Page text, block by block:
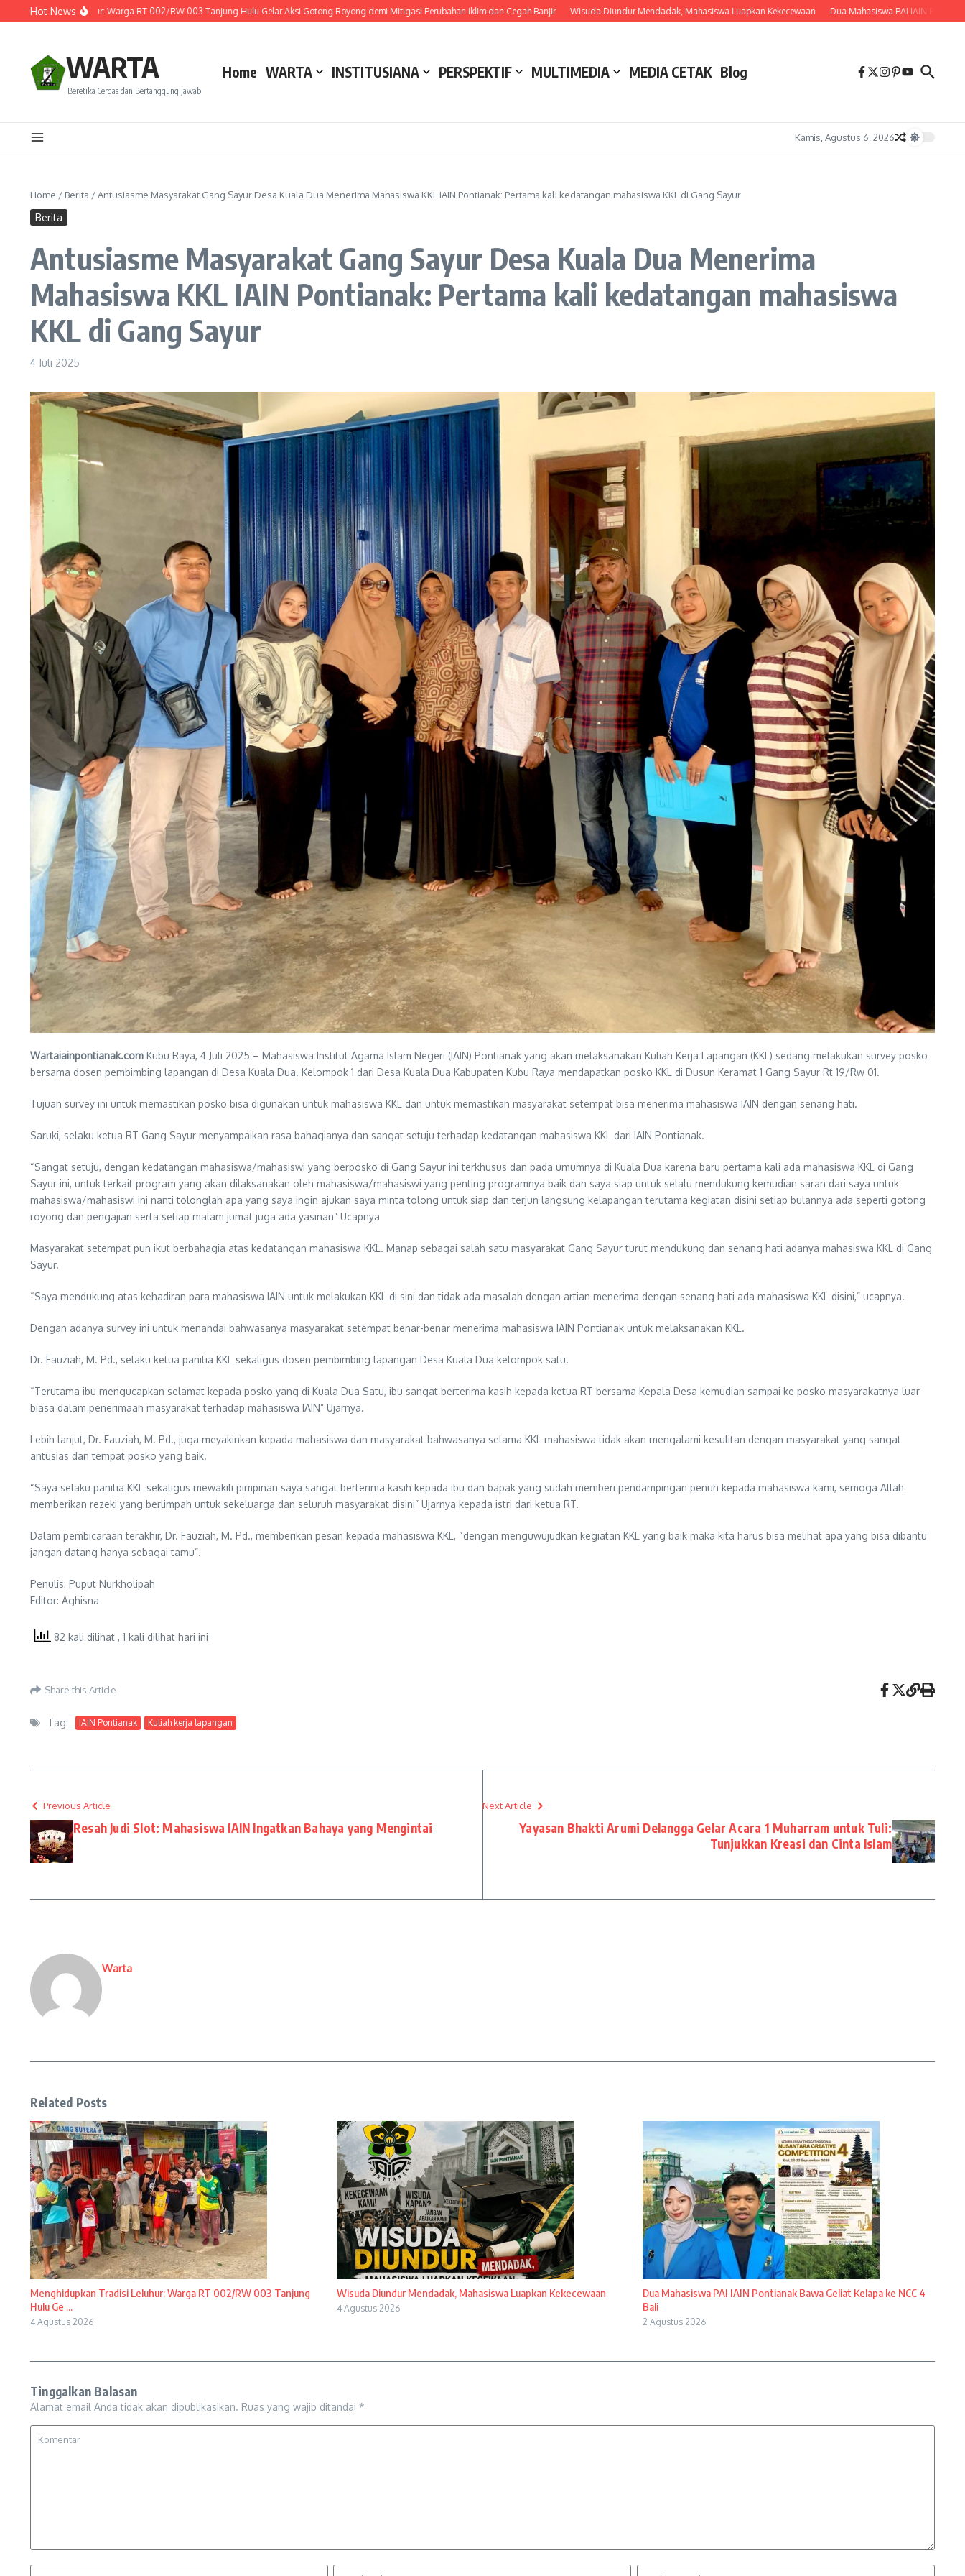
Lewati ke konten
Hot News
Tradisi Leluhur: Warga RT 002/RW 003 Tanjung Hulu Gelar Aksi Gotong Royong demi Mitigasi Perubahan Iklim dan Cegah Banjir Wisuda Diundur Mendadak, Mahasiswa Luapkan Kekecewaan Dua Mahasiswa PAI IAIN Pontianak Bawa
WARTA
Beretika Cerdas dan Bertanggung Jawab
Home WARTA INSTITUSIANA PERSPEKTIF MULTIMEDIA MEDIA CETAK Blog
Kamis, Agustus 6, 2026
Home / Berita /Antusiasme Masyarakat Gang Sayur Desa Kuala Dua Menerima Mahasiswa KKL IAIN Pontianak: Pertama kali kedatangan mahasiswa KKL di Gang Sayur
Berita
Antusiasme Masyarakat Gang Sayur Desa Kuala Dua Menerima
Mahasiswa KKL IAIN Pontianak: Pertama kali kedatangan mahasiswa
KKL di Gang Sayur
4 Juli 2025
Wartaiainpontianak.com Kubu Raya, 4 Juli 2025 – Mahasiswa Institut Agama Islam Negeri (IAIN) Pontianak yang akan melaksanakan Kuliah Kerja Lapangan (KKL) sedang melakukan survey posko
bersama dosen pembimbing lapangan di Desa Kuala Dua. Kelompok 1 dari Desa Kuala Dua Kabupaten Kubu Raya mendapatkan posko KKL di Dusun Keramat 1 Gang Sayur Rt 19/Rw 01.
Tujuan survey ini untuk memastikan posko bisa digunakan untuk mahasiswa KKL dan untuk memastikan masyarakat setempat bisa menerima mahasiswa IAIN dengan senang hati.
Saruki, selaku ketua RT Gang Sayur menyampaikan rasa bahagianya dan sangat setuju terhadap kedatangan mahasiswa KKL dari IAIN Pontianak.
“Sangat setuju, dengan kedatangan mahasiswa/mahasiswi yang berposko di Gang Sayur ini terkhusus dan pada umumnya di Kuala Dua karena baru pertama kali ada mahasiswa KKL di Gang
Sayur ini, untuk terkait program yang akan dilaksanakan oleh mahasiswa/mahasiswi yang penting programnya baik dan saya siap untuk selalu mendukung kemudian saran dari saya untuk
mahasiswa/mahasiswi ini nanti tolonglah apa yang saya ingin ajukan saya minta tolong untuk siap dan terjun langsung kelapangan terutama kegiatan disini setiap bulannya ada seperti gotong
royong dan pengajian serta setiap malam jumat juga ada yasinan” Ucapnya
Masyarakat setempat pun ikut berbahagia atas kedatangan mahasiswa KKL. Manap sebagai salah satu masyarakat Gang Sayur turut mendukung dan senang hati adanya mahasiswa KKL di Gang
Sayur.
“Saya mendukung atas kehadiran para mahasiswa IAIN untuk melakukan KKL di sini dan tidak ada masalah dengan artian menerima dengan senang hati ada mahasiswa KKL disini,” ucapnya.
Dengan adanya survey ini untuk menandai bahwasanya masyarakat setempat benar-benar menerima mahasiswa IAIN Pontianak untuk melaksanakan KKL.
Dr. Fauziah, M. Pd., selaku ketua panitia KKL sekaligus dosen pembimbing lapangan Desa Kuala Dua kelompok satu.
“Terutama ibu mengucapkan selamat kepada posko yang di Kuala Dua Satu, ibu sangat berterima kasih kepada ketua RT bersama Kepala Desa kemudian sampai ke posko masyarakatnya luar
biasa dalam penerimaan masyarakat terhadap mahasiswa IAIN” Ujarnya.
Lebih lanjut, Dr. Fauziah, M. Pd., juga meyakinkan kepada mahasiswa dan masyarakat bahwasanya selama KKL mahasiswa tidak akan mengalami kesulitan dengan masyarakat yang sangat
antusias dan tempat posko yang baik.
“Saya selaku panitia KKL sekaligus mewakili pimpinan saya sangat berterima kasih kepada ibu dan bapak yang sudah memberi pendampingan penuh kepada mahasiswa kami, semoga Allah
memberikan rezeki yang berlimpah untuk sekeluarga dan seluruh masyarakat disini” Ujarnya kepada istri dari ketua RT.
Dalam pembicaraan terakhir, Dr. Fauziah, M. Pd., memberikan pesan kepada mahasiswa KKL, “dengan menguwujudkan kegiatan KKL yang baik maka kita harus bisa melihat apa yang bisa dibantu
jangan datang hanya sebagai tamu”.
Penulis: Puput Nurkholipah
Editor: Aghisna
82 kali dilihat , 1 kali dilihat hari ini
Share this Article
Tag: IAIN Pontianak Kuliah kerja lapangan
Previous Article
Resah Judi Slot: Mahasiswa IAIN Ingatkan Bahaya yang Mengintai
Next Article
Yayasan Bhakti Arumi Delangga Gelar Acara 1 Muharram untuk Tuli:
Tunjukkan Kreasi dan Cinta Islam
Warta
Related Posts
Menghidupkan Tradisi Leluhur: Warga RT 002/RW 003 Tanjung
Hulu Ge ...
4 Agustus 2026
Wisuda Diundur Mendadak, Mahasiswa Luapkan Kekecewaan
4 Agustus 2026
Dua Mahasiswa PAI IAIN Pontianak Bawa Geliat Kelapa ke NCC 4
Bali
2 Agustus 2026
Tinggalkan Balasan
Alamat email Anda tidak akan dipublikasikan. Ruas yang wajib ditandai *